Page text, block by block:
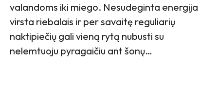
valandoms iki miego. Nesudeginta energija
virsta riebalais ir per savaitę reguliarių
naktipiečių gali vieną rytą nubusti su
nelemtuoju pyragaičiu ant šonų…